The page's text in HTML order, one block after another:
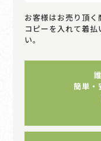
お客様はお売り頂
コピーを入れて着
い。
簡単・